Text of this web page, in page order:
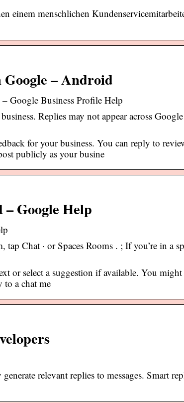
einem menschlichen
– Android
Google Business Profile Help
Replies may not appear across
for your business. You can reply to
publicly as your busine
– Google Help
Chat · or Spaces Rooms . ; If you’re in a
or select a suggestion if available. You might
to a chat me
relevant replies to messages. Smart